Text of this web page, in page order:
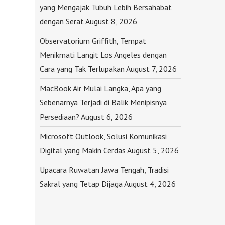
yang Mengajak Tubuh Lebih Bersahabat
dengan SeratAugust 8, 2026
Observatorium Griffith, Tempat
Menikmati Langit Los Angeles dengan
Cara yang Tak Terlupakan August 7, 2026
MacBook Air Mulai Langka, Apa yang
Sebenarnya Terjadi di Balik Menipisnya
Persediaan? August 6, 2026
Microsoft Outlook, Solusi Komunikasi
Digital yang Makin Cerdas August 5, 2026
Upacara Ruwatan Jawa Tengah, Tradisi
Sakral yang Tetap DijagaAugust 4, 2026